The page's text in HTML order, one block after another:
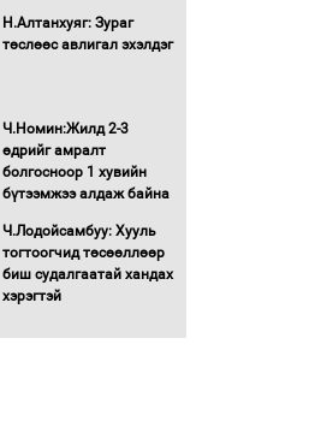
Ерөнхий сайд Н.Учрал
олимпиадын хүрээнд
Энэ намар 1-6 дугаар
ангийн хүүхдүүдэд
сургуулийн автобус
үйлчилнэ
Аймгуудад баригдаж
буй ДЦС-ын төслийг
үргэлжүүлэх чиглэл
өглөө
Улсын хэмжээнд АИ-92
Н.Алтанхуяг: Зураг
төслөөс авлигал эхэлдэг
Ч.Номин:Жилд 2-3
өдрийг амралт
болгосноор 1 хувийн
бүтээмжээ алдаж байна
Ч.Лодойсамбуу: Хууль
тогтоогчид төсөөллөөр
биш судалгаатай хандах
хэрэгтэй